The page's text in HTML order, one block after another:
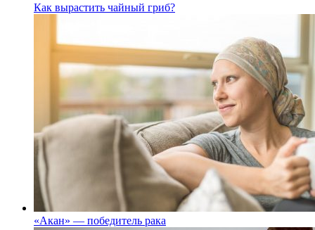
Как вырастить чайный гриб?
«Акан» — победитель рака